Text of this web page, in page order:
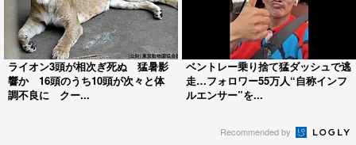
ライオン3頭が相次ぎ死ぬ 猛暑影
響か 16頭のうち10頭が次々と体
調不良に クー...
ベントレー乗り捨て猛ダッシュで逃
走…フォロワー55万人“自称インフ
ルエンサー”を...
Recommended by